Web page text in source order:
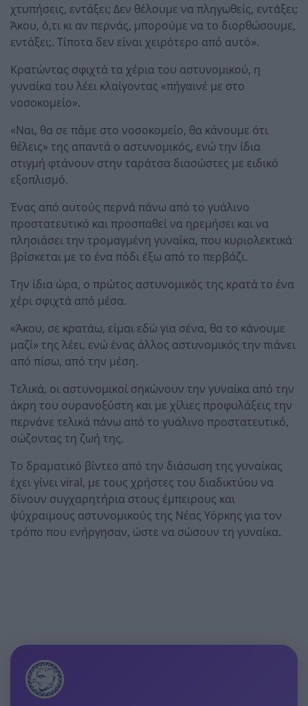
χτυπήσεις, εντάξει; Δεν θέλουμε να πληγωθείς, εντάξει;
Άκου, ό,τι κι αν περνάς, μπορούμε να το διορθώσουμε,
εντάξει;. Τίποτα δεν είναι χειρότερο από αυτό».
Κρατώντας σφιχτά τα χέρια του αστυνομικού, η
γυναίκα του λέει κλαίγοντας «πήγαινέ με στο
νοσοκομείο».
«Ναι, θα σε πάμε στο νοσοκομείο, θα κάνουμε ότι
θέλεις» της απαντά ο αστυνομικός, ενώ την ίδια
στιγμή φτάνουν στην ταράτσα διασώστες με ειδικό
εξοπλισμό.
Ένας από αυτούς περνά πάνω από το γυάλινο
προστατευτικό και προσπαθεί να ηρεμήσει και να
πλησιάσει την τρομαγμένη γυναίκα, που κυριολεκτικά
βρίσκεται με το ένα πόδι έξω από το περβάζι.
Την ίδια ώρα, ο πρώτος αστυνομικός της κρατά το ένα
χέρι σφιχτά από μέσα.
«Άκου, σε κρατάω, είμαι εδώ για σένα, θα το κάνουμε
μαζί» της λέει, ενώ ένας άλλος αστυνομικός την πιάνει
από πίσω, από την μέση.
Τελικά, οι αστυνομικοί σηκώνουν την γυναίκα από την
άκρη του ουρανοξύστη και με χίλιες προφυλάξεις την
περνάνε τελικά πάνω από το γυάλινο προστατευτικό,
σώζοντας τη ζωή της.
Το δραματικό βίντεο από την διάσωση της γυναίκας
έχει γίνει viral, με τους χρήστες του διαδικτύου να
δίνουν συγχαρητήρια στους έμπειρους και
ψύχραιμους αστυνομικούς της Νέας Υόρκης για τον
τρόπο που ενήργησαν, ώστε να σώσουν τη γυναίκα.